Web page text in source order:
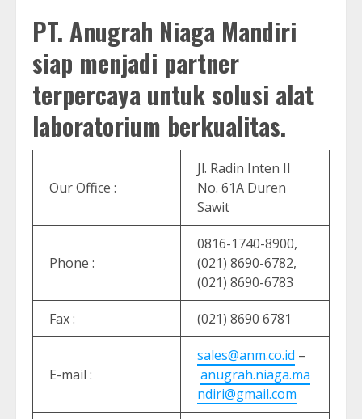
PT. Anugrah Niaga Mandiri
siap menjadi partner
terpercaya untuk solusi alat
laboratorium berkualitas.
Our Office :
Jl. Radin Inten II
No. 61A Duren
Sawit
Phone :
0816-1740-8900,
(021) 8690-6782,
(021) 8690-6783
Fax : (021) 8690 6781
E-mail :
sales@anm.co.id –
anugrah.niaga.ma
ndiri@gmail.com